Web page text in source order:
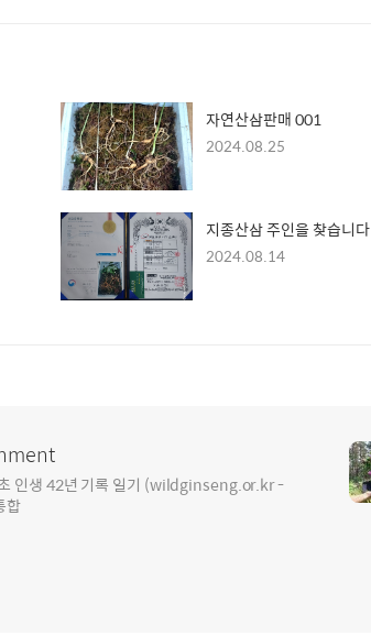
자연산삼판매 001
2024.08.25
지종산삼 주인을 찾습니다
2024.08.14
인생 42년 기록 일기 (wildginseng.or.kr -
합